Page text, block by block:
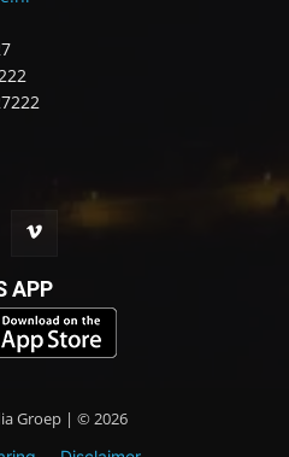
APP
Groep | © 2026